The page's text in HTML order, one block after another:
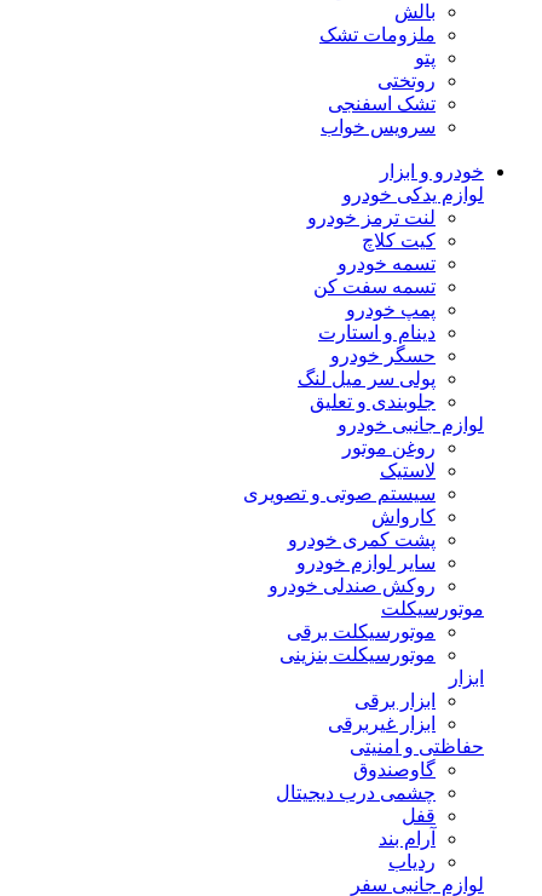
بالش
ملزومات تشک
پتو
روتختی
تشک اسفنجی
سرویس خواب
خودرو و ابزار
لوازم یدکی خودرو
لنت ترمز خودرو
کیت کلاچ
تسمه خودرو
تسمه سفت کن
پمپ خودرو
دینام و استارت
حسگر خودرو
پولی سر میل لنگ
جلوبندی و تعلیق
لوازم جانبی خودرو
روغن موتور
لاستیک
سیستم صوتی و تصویری
کارواش
پشت کمری خودرو
سایر لوازم خودرو
روکش صندلی خودرو
موتورسیکلت
موتورسیکلت برقی
موتورسیکلت بنزینی
ابزار
ابزار برقی
ابزار غیربرقی
حفاظتی و امنیتی
گاوصندوق
چشمی درب دیجیتال
قفل
آرام بند
ردیاب
لوازم جانبی سفر